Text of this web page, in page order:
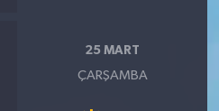
25 MART
ÇARŞAMBA